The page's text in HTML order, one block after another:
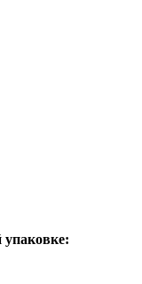
упаковке: